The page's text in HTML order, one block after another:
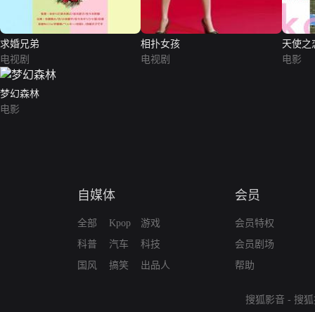
求婚兄弟
电视剧
相扑女孩
电视剧
天使之
电影
梦幻森林
电影
自媒体
全部
科普
国风
Kpop
汽车
搞笑
游戏
科技
出品人
会员
会员特权
会员剧场
帮助
搜狐影音 - 搜